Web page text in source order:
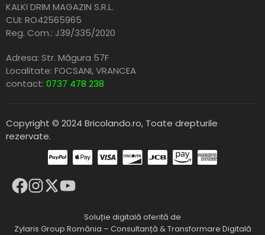
KALKI DRIM MAGAZIN S.R.L.
CUI: RO42565965
Reg. Com.: J39/335/2020
Adresa: Str. Măgura 57F
Localitate: FOCSANI,VRANCEA
contact: 0737 478 238
Copyright © 2024 Bricolando.ro, Toate drepturile
rezervate.
Soluție digitală oferită de
Zylaris Group România – Consultanță & Transformare Digitală